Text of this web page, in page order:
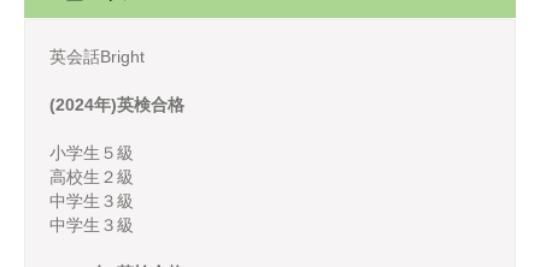
英会話Bright
(2024年)英検合格
小学生５級
高校生２級
中学生３級
中学生３級